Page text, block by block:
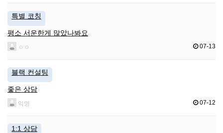
특별 코칭
평소 서운한게 많았나봐요
ㅇㅇ 07-13
블랙 컨설팅
좋은 상담
익명 07-12
1:1 상담